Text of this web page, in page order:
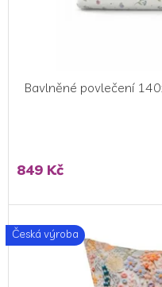
Bavlněné povlečení
849 Kč
Česká výroba